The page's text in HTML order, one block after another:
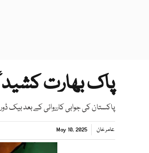
پاک بھارت
پاکستان کی جوابی کارروائی کے بعد بیک
عامر خان May 10, 2025